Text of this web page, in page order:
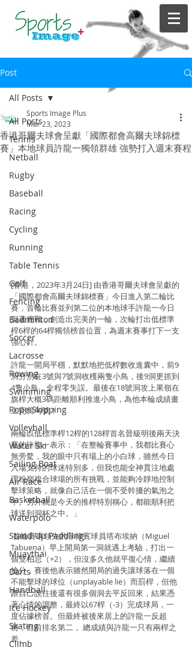
Post
All Posts
Tennis
Netball
Rugby
Baseball
Racing
Cycling
Running
Table Tennis
Golf
Fencing
Badminton
Soccer
Lacrosse
Rowing
Swimming
Rope Skipping
Volleyball
Water Ski
Sailing Boat
Air Race
Basketball
Waterpolo
Stand Up Paddling
Muaythai
Darts
Handball
Ice Hockey
Skating
Climb
All Posts
香港哥爾夫球會呈獻「國際都會高爾夫球錦標
賽」本地球員許龍一獨領群雄 強勢打入週末賽程
Sports Image Plus
Mar 23, 2023
[香港，2023年3月24日] 由香港哥爾夫球會呈獻的
「國際都會高爾夫球錦標賽」今日進入第二輪比
賽，首輪比賽並列第二位的本地球手許龍一今日
沉著應戰，創造出完美的一輪，次輪打出低標準
桿6桿的64桿獨領榜首位置，為週末賽事打下一支
強心針。
許龍一開局平穩，默默地把低桿數收進囊中，前9
洞分別在3號與7號洞收穫兩隻小鳥，後9洞更抓到
4隻小鳥，全程零失誤。最後在18號洞攻上果嶺在
旗桿大概3碼距離順利推進小鳥，為他本輪成績畫
上完美句號！
兩輪以低標準桿12桿的128桿首名晉級明後兩天決
賽的許龍一表示：「在整輪賽事中，我都比賽心
無旁騖，我的眼中只有場上的小白球，雖然今日
入場支持的球迷特別多，但我也能全神貫注地處
理粉嶺複合球場的所有挑戰，並能夠冷靜地控制
擊球策略，就像自己活在一個不受幹擾的氣泡之
中。另外就是今天的推桿特別稱心，都能順利把
球送到洞杯之中。」
首輪賽事領先的菲律賓球員塔布埃納（Miguel
Tabuena）早上開局第一洞就遇上考驗，打出一
個雙柏忌（+2），但沒多久他就平復心情，繼續
搶分，賽後他表示雖然開局的過失讓球落在一個
不能擊球的球位（unplayable lie）而罰桿，但他
跟自己說往後還有很多個洞去平反回來，結果憑
著心情的調整，最終以67桿（-3）完成球局，一
度佔據榜首。但最終被後來居上的許龍一反超
前，目前排名第二， 總成績與許龍一只有兩桿之
差。